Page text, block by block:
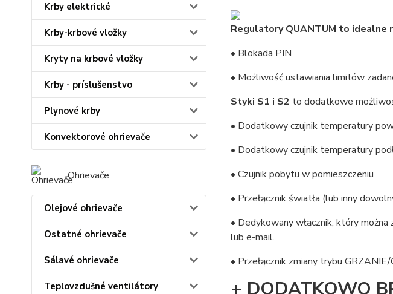
Krby elektrické
Krby-krbové vložky
Kryty na krbové vložky
Krby - príslušenstvo
Plynové krby
Konvektorové ohrievače
Ohrievače
Olejové ohrievače
Ostatné ohrievače
Sálavé ohrievače
Teplovzdušné ventilátory
Regulatory QUANTUM to idealne
• Blokada PIN
• Możliwość ustawiania limitów
Styki S1 i S2 to dodatkowe
• Dodatkowy czujnik temperatury
• Dodatkowy czujnik temperatury
• Czujnik pobytu w pomieszczeniu
• Przełącznik światła (lub inny
• Dedykowany włącznik, który można
lub e-mail.
• Przełącznik zmiany trybu
+ DODATKOWO